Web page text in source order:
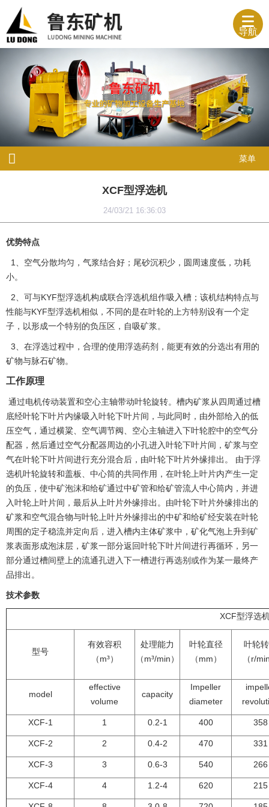
导航
菜单
XCF型浮选机
24/03/21 16:36:03
优势特点
1、空气分散均匀，气浆结合好；尾砂沉积少，圆周速度低，功耗
小。
2、可与KYF型浮选机构成联合浮选机组作吸入槽；该机结构特点与
性能与KYF型浮选机相似，不同的是在叶轮的上方特别设有一个定
子，以形成一个特别的负压区，自吸矿浆。
3、在浮选过程中，合理的使用浮选药剂，能更有效的分选出有用的
矿物与脉石矿物。
工作原理
通过电机传动装置和空心主轴带动叶轮旋转。槽内矿浆从四周通过槽
底经叶轮下叶片内缘吸入叶轮下叶片间，与此同时，由外部给入的低
压空气，通过横粱、空气调节阀、空心主轴进入下叶轮腔中的空气分
配器，然后通过空气分配器周边的小孔进入叶轮下叶片间，矿浆与空
气在叶轮下叶片间进行充分混合后，由叶轮下叶片外缘排出。 由于浮
选机叶轮旋转和盖板、中心筒的共同作用，在叶轮上叶片内产生一定
的负压，使中矿泡沫和给矿通过中矿管和给矿管流人中心筒内，并进
入叶轮上叶片间，最后从上叶片外缘排出。由叶轮下叶片外缘排出的
矿浆和空气混合物与叶轮上叶片外缘排出的中矿和给矿经安装在叶轮
周围的定子稳流并定向后，进入槽内主体矿浆中，矿化气泡上升到矿
浆表面形成泡沫层，矿浆一部分返回叶轮下叶片间进行再循环，另一
部分通过槽间壁上的流通孔进入下一槽进行再选别或作为某一最终产
品排出。
技术参数
XCF型浮选
型号
有效容积
（m³）
处理能力
（m³/min）
叶轮直径
（mm）
叶轮
（r/
model
effective
volume
capacity
Impeller
diameter
XCF-1 1 0.2-1 400 358
XCF-2 2 0.4-2 470 331
XCF-3 3 0.6-3 540 266
XCF-4 4 1.2-4 620 215